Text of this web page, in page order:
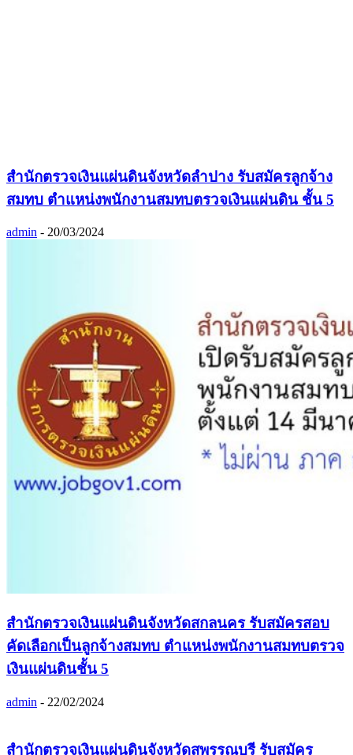
สำนักตรวจเงินแผ่นดินจังหวัดลำปาง รับสมัครลูกจ้าง
สมทบ ตำแหน่งพนักงานสมทบตรวจเงินแผ่นดิน ชั้น 5
admin - 20/03/2024
สำนักตรวจเงินแผ่นดินจังหวัดสกลนคร รับสมัครสอบ
คัดเลือกเป็นลูกจ้างสมทบ ตำแหน่งพนักงานสมทบตรวจ
เงินแผ่นดินชั้น 5
admin - 22/02/2024
สำนักตรวจเงินแผ่นดินจังหวัดสุพรรณบุรี รับสมัคร